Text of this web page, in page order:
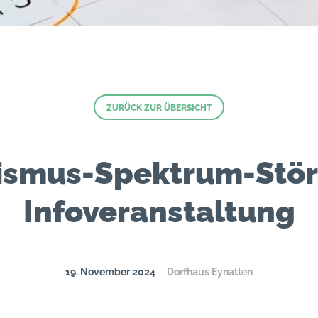
ZURÜCK ZUR ÜBERSICHT
Spektrum-
Infoveranstaltung
19. November 2024 Dorfhaus Eynatten